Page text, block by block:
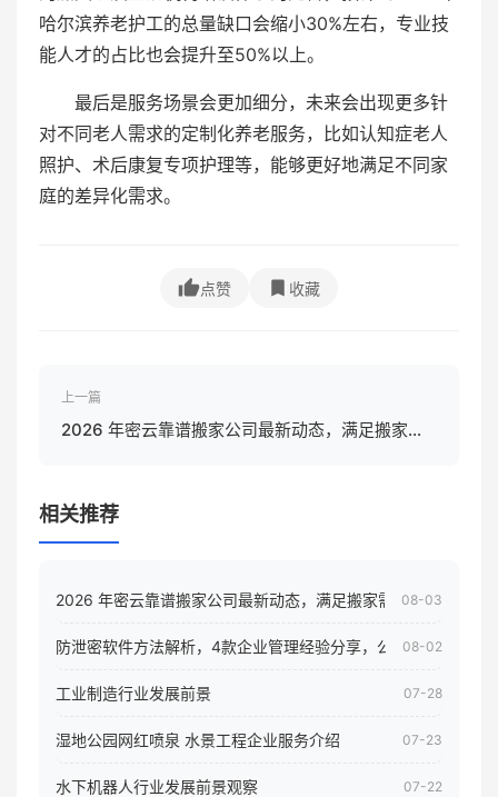
哈尔滨养老护工的总量缺口会缩小30%左右，专业技
能人才的占比也会提升至50%以上。
最后是服务场景会更加细分，未来会出现更多针
对不同老人需求的定制化养老服务，比如认知症老人
照护、术后康复专项护理等，能够更好地满足不同家
庭的差异化需求。
点赞 收藏
上一篇
2026 年密云靠谱搬家公司最新动态，满足搬家需
相关推荐
2026 年密云靠谱搬家公司最新动态，满足搬家需求！08-03
防泄密软件方法解析，4款企业管理经验分享，公司员工电脑核
08-02
工业制造行业发展前景 07-28
湿地公园网红喷泉 水景工程企业服务介绍 07-23
水下机器人行业发展前景观察 07-22